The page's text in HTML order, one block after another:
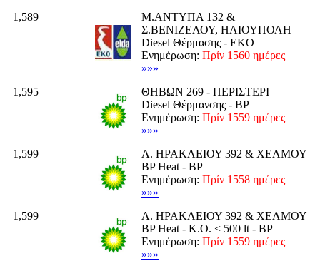
1,589
Μ.ΑΝΤΥΠΑ 132 &
Σ.ΒΕΝΙΖΕΛΟΥ, ΗΛΙΟΥΠΟΛΗ
Diesel Θέρμασης - EKO
Ενημέρωση: Πρίν 1560 ημέρες
»»»
1,595
ΘΗΒΩΝ 269 - ΠΕΡΙΣΤΕΡΙ
Diesel Θέρμανσης - BP
Ενημέρωση: Πρίν 1559 ημέρες
»»»
1,599
Λ. ΗΡΑΚΛΕΙΟΥ 392 & ΧΕΛΜΟΥ
BP Heat - BP
Ενημέρωση: Πρίν 1558 ημέρες
»»»
1,599
Λ. ΗΡΑΚΛΕΙΟΥ 392 & ΧΕΛΜΟΥ
BP Heat - K.O. < 500 lt - BP
Ενημέρωση: Πρίν 1559 ημέρες
»»»